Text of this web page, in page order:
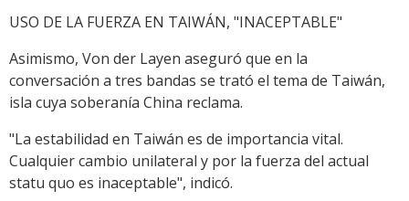
USO DE LA FUERZA EN TAIWÁN, "INACEPTABLE"
Asimismo, Von der Layen aseguró que en la
conversación a tres bandas se trató el tema de Taiwán,
isla cuya soberanía China reclama.
"La estabilidad en Taiwán es de importancia vital.
Cualquier cambio unilateral y por la fuerza del actual
statu quo es inaceptable", indicó.